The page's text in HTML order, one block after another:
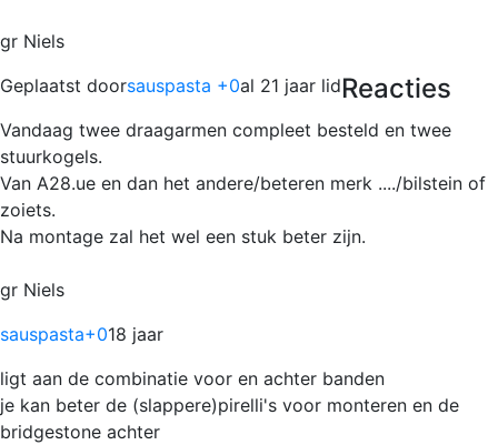
gr Niels
Geplaatst doorsauspasta +0al 21 jaar lidReacties
Vandaag twee draagarmen compleet besteld en twee
stuurkogels.
Van A28.ue en dan het andere/beteren merk ..../bilstein of
zoiets.
Na montage zal het wel een stuk beter zijn.
gr Niels
sauspasta+018 jaar
ligt aan de combinatie voor en achter banden
je kan beter de (slappere)pirelli's voor monteren en de
bridgestone achter